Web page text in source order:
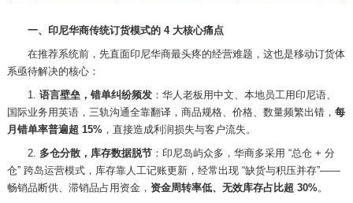
一、印尼华商传统订货模式的 4 大核心痛点
在推荐系统前，先直面印尼华商最头疼的经营难题，这也是移动订货体
系亟待解决的核心：
1. 语言壁垒，错单纠纷频发：华人老板用中文、本地员工用印尼语、
国际业务用英语，三轨沟通全靠翻译，商品规格、价格、数量频繁出错， 每
月错单率普遍超 15%，直接造成利润损失与客户流失。
2. 多仓分散，库存数据脱节：印尼岛屿众多，华商多采用 “总仓 + 分
仓” 跨岛运营模式，库存靠人工记账更新，经常出现 “缺货与积压并存”——
畅销品断供、滞销品占用资金， 资金周转率低、无效库存占比超 30%。